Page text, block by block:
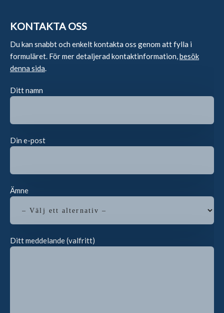
KONTAKTA OSS
Du kan snabbt och enkelt kontakta oss genom att fylla i
formuläret. För mer detaljerad kontaktinformation,besök
denna sida.
Ditt namn
Din e-post
Ämne
Ditt meddelande (valfritt)